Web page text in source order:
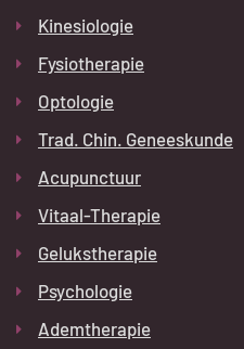
Kinesiologie
Fysiotherapie
Optologie
Trad. Chin. Geneeskunde
Acupunctuur
Vitaal-Therapie
Gelukstherapie
Psychologie
Ademtherapie